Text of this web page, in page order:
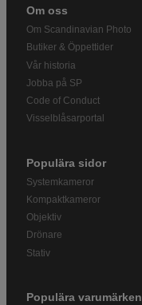
Om oss
Om Scandinavian Photo
Butiker & Öppettider
Vår historia
Jobba på SP
Code of Conduct
Visselblåsarportal
Populära sidor
Systemkameror
Kompaktkameror
Objektiv
Drönare
Stativ
Populära varumärken